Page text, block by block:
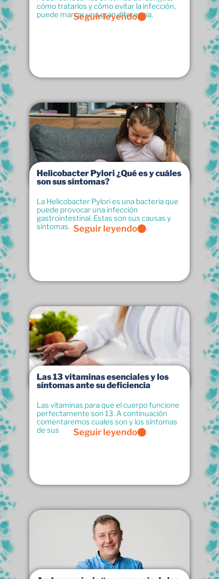
cómo tratarlos y cómo evitar la infección,
puede marcar una gran diferencia.
Seguir leyendo
Helicobacter Pylori ¿Qué es y cuáles
son sus síntomas?
La Helicobacter Pylori es una bacteria que
puede provocar una infección
gastrointestinal. Estas son sus causas y
síntomas. Seguir leyendo
Las 13 vitaminas esenciales y los
síntomas ante su deficiencia
Las vitaminas para que el cuerpo funcione
perfectamente son 13. A continuación
comentaremos cuales son y los síntomas
de sus
Seguir leyendo